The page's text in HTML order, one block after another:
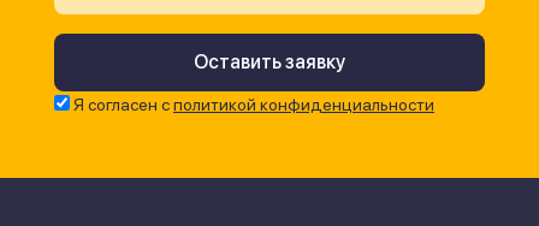
Я согласен сполитикой конфиденциальности